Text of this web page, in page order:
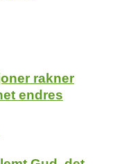
rakner
endres